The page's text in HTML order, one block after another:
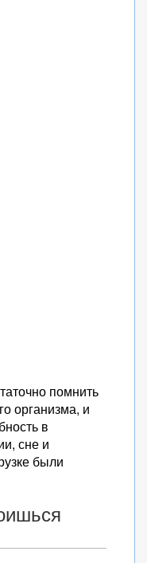
помнить
организма, и
в
сне и
были